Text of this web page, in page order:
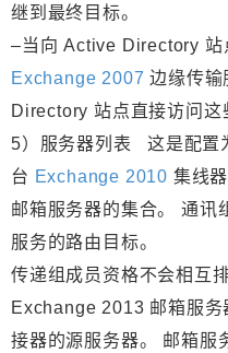
继到最终目标。
–当向 Active Directory
Exchange 2007 边缘传输
Directory 站点直接访问这
5）服务器列表 这是配置
台 Exchange 2010 集线
邮箱服务器的集合。 通讯
服务的路由目标。
传递组成员资格不会相互
Exchange 2013 邮箱服务
接器的源服务器。 邮箱服